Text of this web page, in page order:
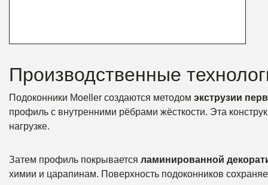
Производственные
Подоконники Moeller создаются методом экструзии
профиль с внутренними рёбрами жёсткости. Эта
нагрузке.
Затем профиль покрывается ламинированной
химии и царапинам. Поверхность подоконников